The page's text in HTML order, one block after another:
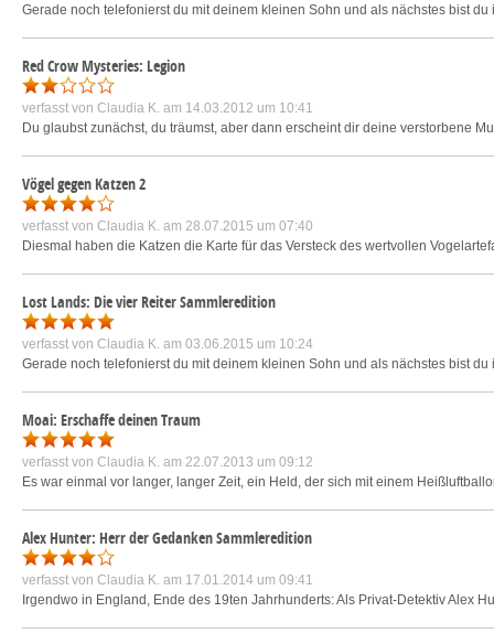
Gerade noch telefonierst du mit deinem kleinen Sohn und als nächstes bist
Red Crow Mysteries: Legion
verfasst von Claudia K. am 14.03.2012 um 10:41
Du glaubst zunächst, du träumst, aber dann erscheint dir deine verstorbene
Vögel gegen Katzen 2
verfasst von Claudia K. am 28.07.2015 um 07:40
Diesmal haben die Katzen die Karte für das Versteck des wertvollen
Lost Lands: Die vier Reiter Sammleredition
verfasst von Claudia K. am 03.06.2015 um 10:24
Gerade noch telefonierst du mit deinem kleinen Sohn und als nächstes bist
Moai: Erschaffe deinen Traum
verfasst von Claudia K. am 22.07.2013 um 09:12
Es war einmal vor langer, langer Zeit, ein Held, der sich mit einem
Alex Hunter: Herr der Gedanken Sammleredition
verfasst von Claudia K. am 17.01.2014 um 09:41
Irgendwo in England, Ende des 19ten Jahrhunderts: Als Privat-Detektiv Alex